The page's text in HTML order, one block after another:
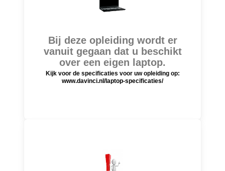
Bij deze opleiding wordt er
vanuit gegaan dat u beschikt
over een eigen laptop.
Kijk voor de specificaties voor uw opleiding op:
www.davinci.nl/laptop-specificaties/